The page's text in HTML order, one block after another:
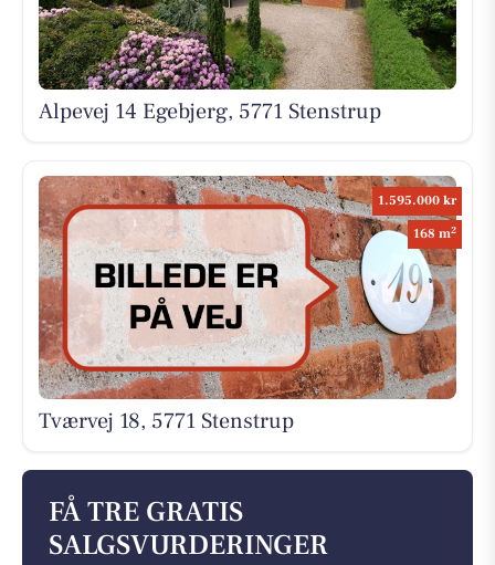
Alpevej 14 Egebjerg, 5771 Stenstrup
1.595.000 kr
168 m2
Tværvej 18, 5771 Stenstrup
FÅ TRE GRATIS
SALGSVURDERINGER